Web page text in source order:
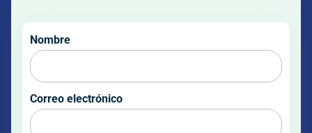
Nombre
Correo electrónico